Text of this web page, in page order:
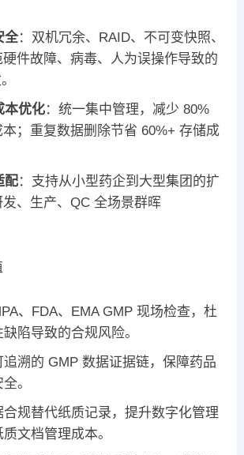
全：双机冗余、RAID、不可变快照、
件故障、病毒、人为误操作导致的
本优化：统一集中管理，减少 80%
；重复数据删除节省 60%+ 存储成
配：支持从小型药企到大型集团的扩
、生产、QC 全场景群晖
、FDA、EMA GMP 现场检查，杜
陷导致的合规风险。
溯的 GMP 数据证据链，保障药品
。
合规替代纸质记录，提升数字化管理
文档管理成本。